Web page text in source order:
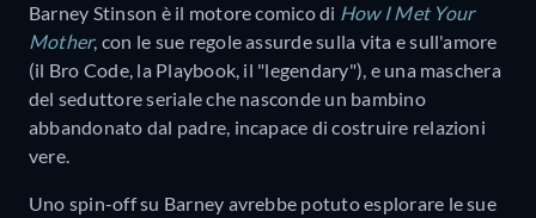
Barney Stinson è il motore comico di How I Met Your
Mother, con le sue regole assurde sulla vita e sull'amore
(il Bro Code, la Playbook, il "legendary"), e una maschera
del seduttore seriale che nasconde un bambino
abbandonato dal padre, incapace di costruire relazioni
vere.
Uno spin-off su Barney avrebbe potuto esplorare le sue